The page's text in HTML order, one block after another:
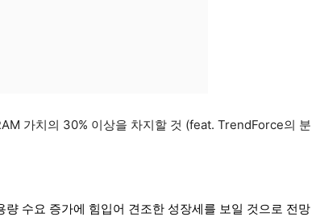
가치의 30% 이상을 차지할 것 (feat. TrendForce의 분
수요 증가에 힘입어 견조한 성장세를 보일 것으로 전망